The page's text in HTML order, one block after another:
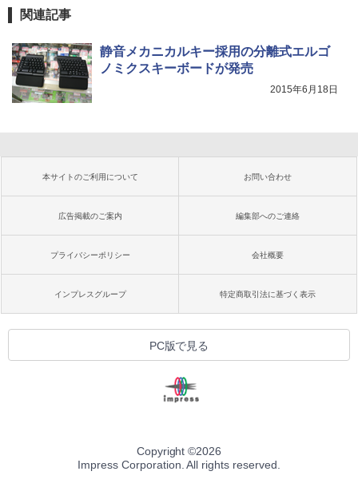
関連記事
静音メカニカルキー採用の分離式エルゴ
ノミクスキーボードが発売
2015年6月18日
本サイトのご利用について お問い合わせ
広告掲載のご案内 編集部へのご連絡
プライバシーポリシー 会社概要
インプレスグループ 特定商取引法に基づく表示
PC版で見る
Copyright ©2026
Impress Corporation. All rights reserved.